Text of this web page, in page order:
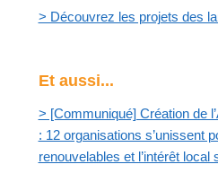
> Découvrez les projets des
Et aussi...
> [Communiqué] Création de
: 12 organisations s’unissent
renouvelables et l’intérêt